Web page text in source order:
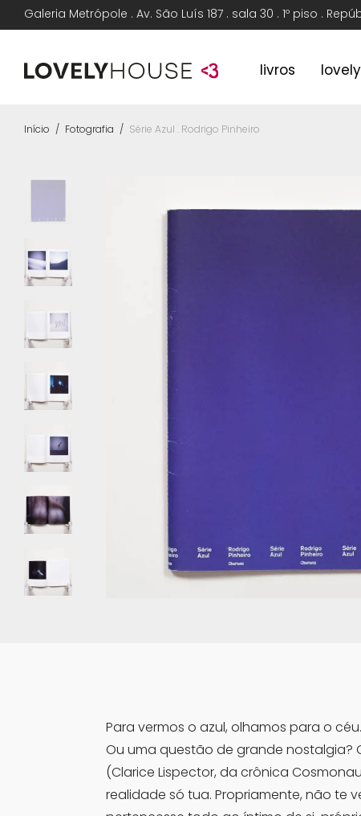
Galeria Metrópole . Av. São Luís 187 . sala 30 . 1º piso .
livros
Início / Fotografia / Série Azul . Rodrigo Pinheiro
Para vermos o azul, olhamos para o
Ou uma questão de grande nostalgia?
(Clarice Lispector, da crônica
realidade só tua. Propriamente, não te